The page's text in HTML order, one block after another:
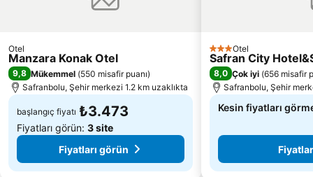
Otel
Manzara Konak Otel
9,8 Mükemmel (550 misafir puanı)
Safranbolu, Şehir merkezi 1.2 km uzaklıkta
başlangıç fiyatı ₺3.473
Fiyatları görün: 3 site
Fiyatları görün
3 Yıldız
Otel
Safran City
8,0 Çok iyi (656 misafir
Safranbolu, Şehir
Kesin fiyatları